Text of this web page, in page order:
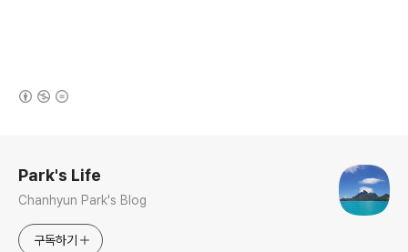
Park's Life
Chanhyun Park's Blog
구독하기